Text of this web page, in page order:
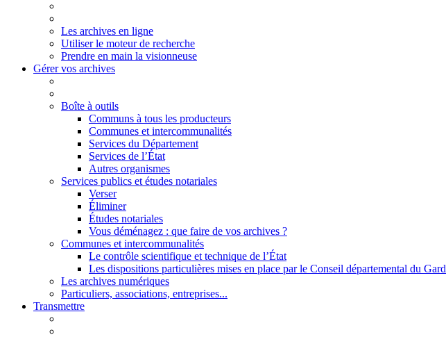
Les archives en ligne
Utiliser le moteur de recherche
Prendre en main la visionneuse
Gérer vos archives
Boîte à outils
Communs à tous les producteurs
Communes et intercommunalités
Services du Département
Services de l’État
Autres organismes
Services publics et études notariales
Verser
Éliminer
Études notariales
Vous déménagez : que faire de vos archives ?
Communes et intercommunalités
Le contrôle scientifique et technique de l’État
Les dispositions particulières mises en place par le Conseil départemental du Gard
Les archives numériques
Particuliers, associations, entreprises...
Transmettre